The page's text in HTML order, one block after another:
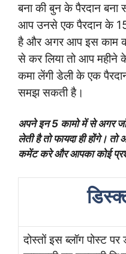
बना की बुन के पैरदान
आप उनसे एक पैरदान के
है और अगर आप इस काम
से कर लिया तो आप महीने
कमा लेंगी डेली के एक
समझ सकती है।
अपने इन 5 कामो में से अगर
लेती है तो फायदा ही होंगे।
कमेंट करे और आपका कोई
दोस्तों इस ब्लॉग पोस्ट पर